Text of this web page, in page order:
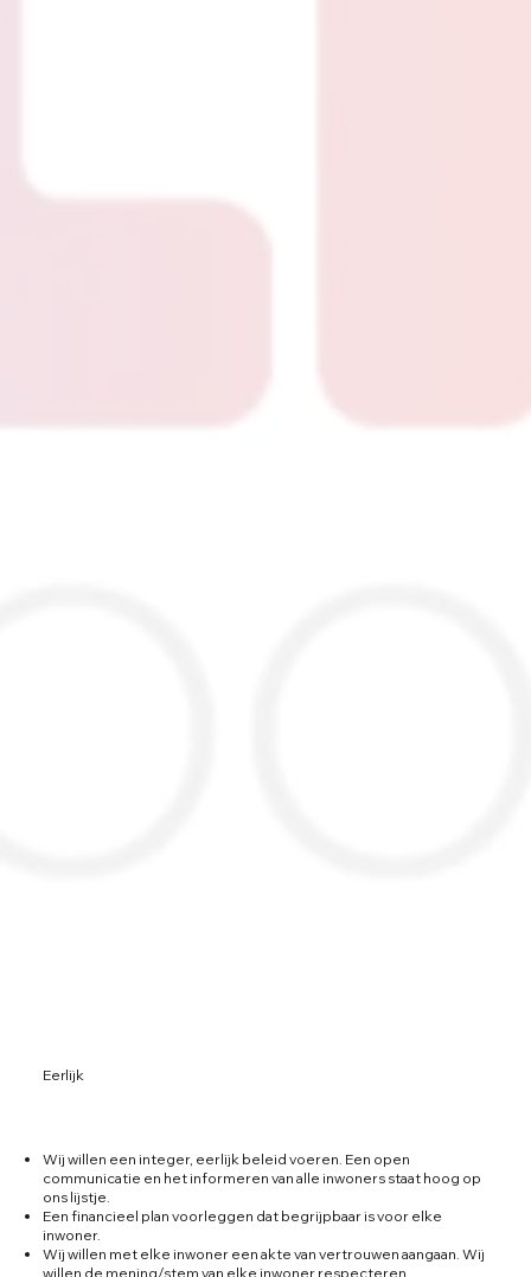
Eerlijk
Wij willen een integer, eerlijk beleid voeren. Een open
communicatie en het informeren van alle inwoners staat hoog op
ons lijstje.
Een financieel plan voorleggen dat begrijpbaar is voor elke
inwoner.
Wij willen met elke inwoner een akte van vertrouwen aangaan. Wij
willen de mening/stem van elke inwoner respecteren.